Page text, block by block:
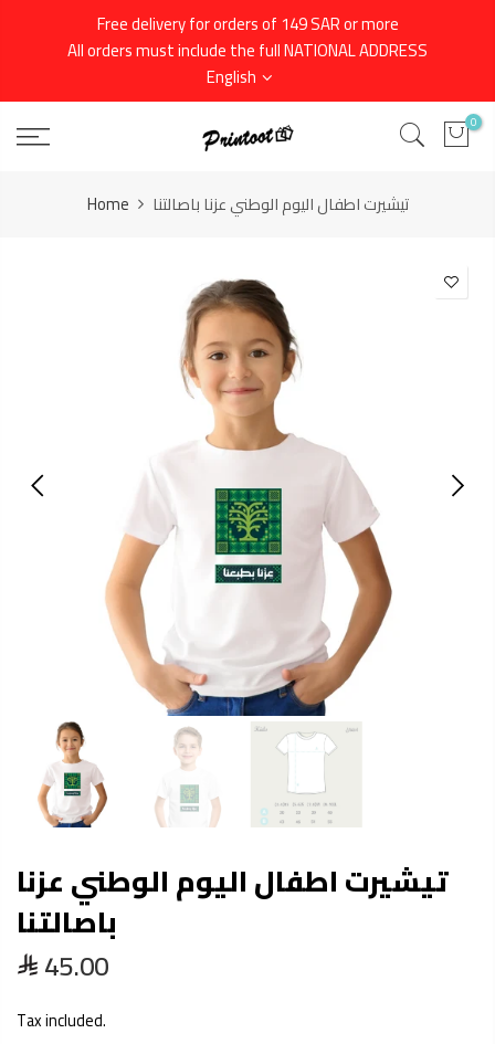
Free delivery for orders of 149 SAR or more
All orders must include the full NATIONAL ADDRESS
English
0
Home تيشيرت اطفال اليوم الوطني عزنا باصالتنا
تيشيرت اطفال اليوم الوطني عزنا
باصالتنا
45.00
Tax included.